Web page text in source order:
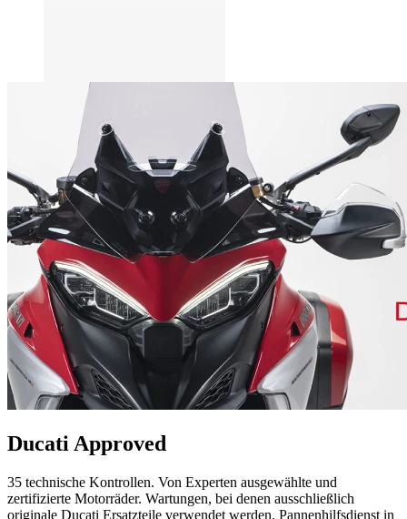
Ducati Approved
35 technische Kontrollen. Von Experten ausgewählte und
zertifizierte Motorräder. Wartungen, bei denen ausschließlich
originale Ducati Ersatzteile verwendet werden. Pannenhilfsdienst in